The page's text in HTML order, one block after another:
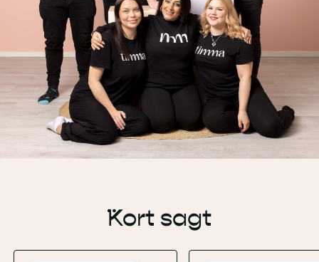
¨Kort sagt